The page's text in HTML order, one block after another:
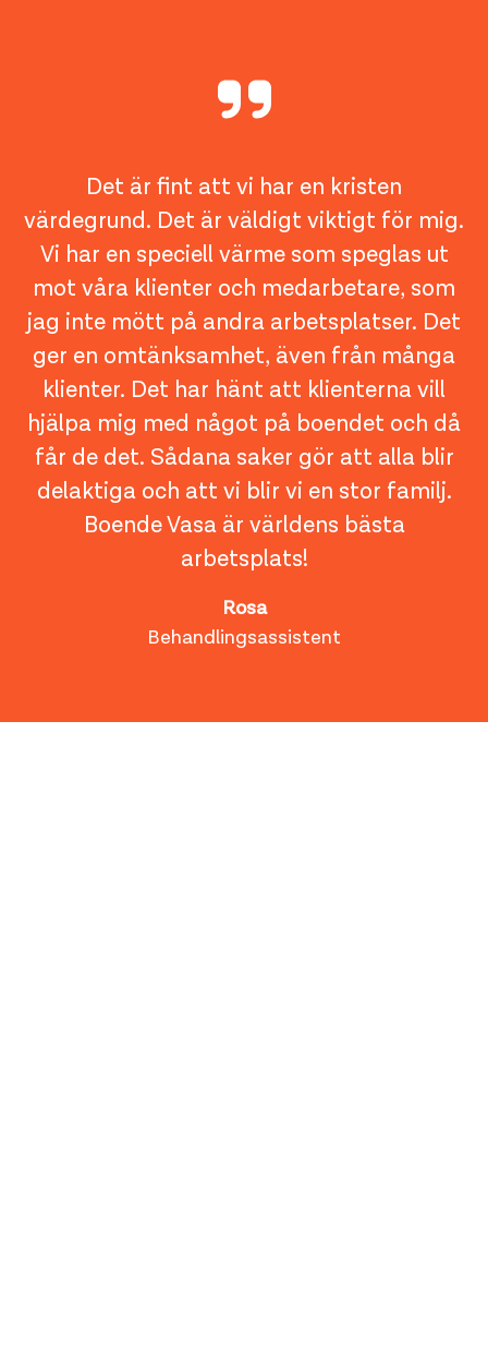
Det är fint att vi har en kristen
värdegrund. Det är väldigt viktigt för mig.
Vi har en speciell värme som speglas ut
mot våra klienter och medarbetare, som
jag inte mött på andra arbetsplatser. Det
ger en omtänksamhet, även från många
klienter. Det har hänt att klienterna vill
hjälpa mig med något på boendet och då
får de det. Sådana saker gör att alla blir
delaktiga och att vi blir vi en stor familj.
Boende Vasa är världens bästa
arbetsplats!
Rosa
Behandlingsassistent